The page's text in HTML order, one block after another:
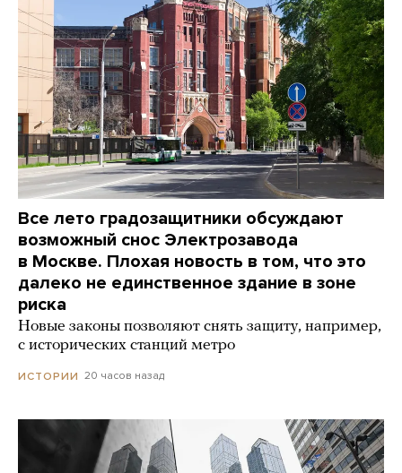
Все лето градозащитники обсуждают
возможный снос Электрозавода
в Москве. Плохая новость в том, что это
далеко не единственное здание в зоне
риска
Новые законы позволяют снять защиту, например,
с исторических станций метро
ИСТОРИИ 20 часов назад